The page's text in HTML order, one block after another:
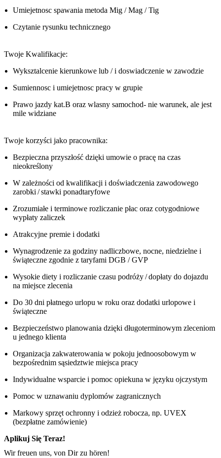
Umiejetnosc spawania metoda Mig / Mag / Tig
Czytanie rysunku technicznego
Twoje Kwalifikacje:
Wyksztalcenie kierunkowe lub / i doswiadczenie w zawodzie
Sumiennosc i umiejetnosc pracy w grupie
Prawo jazdy kat.B oraz wlasny samochod- nie warunek, ale jest
mile widziane
Twoje korzyści jako pracownika:
Bezpieczna przyszłość dzięki umowie o pracę na czas
nieokreślony
W zależności od kwalifikacji i doświadczenia zawodowego
zarobki / stawki ponadtaryfowe
Zrozumiałe i terminowe rozliczanie płac oraz cotygodniowe
wypłaty zaliczek
Atrakcyjne premie i dodatki
Wynagrodzenie za godziny nadliczbowe, nocne, niedzielne i
świąteczne zgodnie z taryfami DGB / GVP
Wysokie diety i rozliczanie czasu podróży / dopłaty do dojazdu
na miejsce zlecenia
Do 30 dni płatnego urlopu w roku oraz dodatki urlopowe i
świąteczne
Bezpieczeństwo planowania dzięki długoterminowym zleceniom
u jednego klienta
Organizacja zakwaterowania w pokoju jednoosobowym w
bezpośrednim sąsiedztwie miejsca pracy
Indywidualne wsparcie i pomoc opiekuna w języku ojczystym
Pomoc w uznawaniu dyplomów zagranicznych
Markowy sprzęt ochronny i odzież robocza, np. UVEX
(bezpłatne zamówienie)
Aplikuj Się Teraz!
Wir freuen uns, von Dir zu hören!